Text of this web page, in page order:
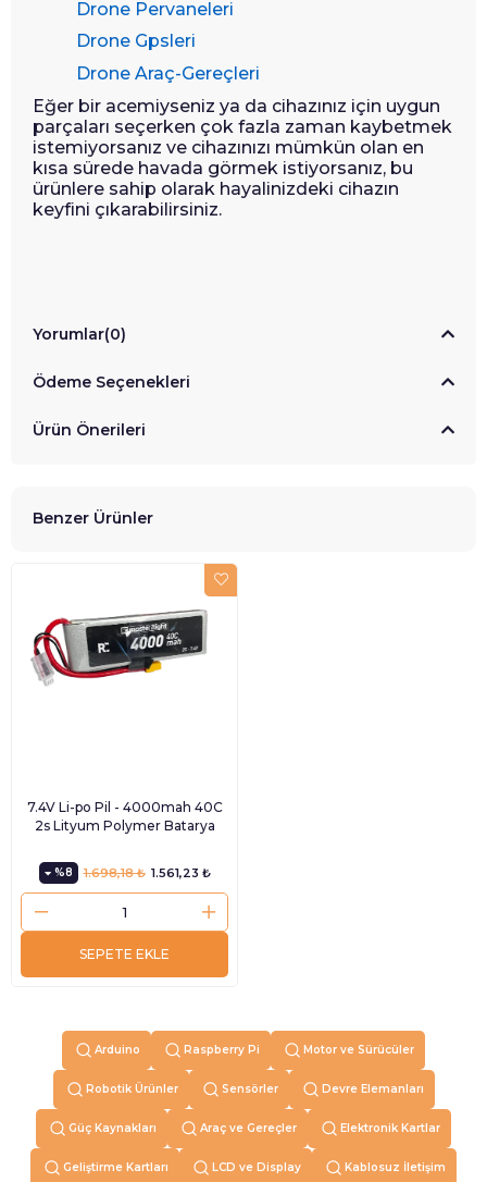
Drone Pervaneleri
Drone Gpsleri
Drone Araç-Gereçleri
Eğer bir acemiyseniz ya da cihazınız için uygun
parçaları seçerken çok fazla zaman kaybetmek
istemiyorsanız ve cihazınızı mümkün olan en
kısa sürede havada görmek istiyorsanız, bu
ürünlere sahip olarak hayalinizdeki cihazın
keyfini çıkarabilirsiniz.
Yorumlar(0)
Ödeme Seçenekleri
Ürün Önerileri
Benzer Ürünler
7.4V Li-po Pil - 4000mah 40C
2s Lityum Polymer Batarya
%8 1.561,23 ₺
1.698,18 ₺
SEPETE EKLE
Arduino Raspberry Pi Motor ve Sürücüler
Robotik Ürünler Sensörler Devre Elemanları
Güç Kaynakları Araç ve Gereçler Elektronik Kartlar
Geliştirme Kartları LCD ve Display Kablosuz İletişim